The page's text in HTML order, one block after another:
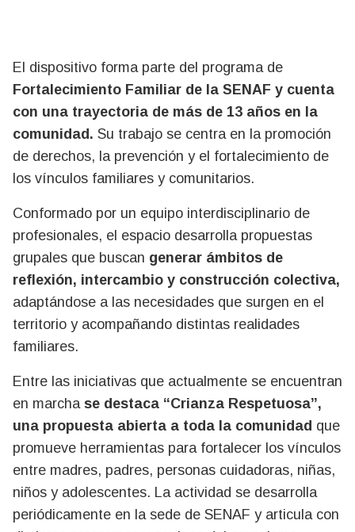
El dispositivo forma parte del programa de
Fortalecimiento Familiar de la SENAF y cuenta
con una trayectoria de más de 13 años en la
comunidad. Su trabajo se centra en la promoción
de derechos, la prevención y el fortalecimiento de
los vínculos familiares y comunitarios.
Conformado por un equipo interdisciplinario de
profesionales, el espacio desarrolla propuestas
grupales que buscan generar ámbitos de
reflexión, intercambio y construcción colectiva,
adaptándose a las necesidades que surgen en el
territorio y acompañando distintas realidades
familiares.
Entre las iniciativas que actualmente se encuentran
en marcha se destaca “Crianza Respetuosa”,
una propuesta abierta a toda la comunidad que
promueve herramientas para fortalecer los vínculos
entre madres, padres, personas cuidadoras, niñas,
niños y adolescentes. La actividad se desarrolla
periódicamente en la sede de SENAF y articula con